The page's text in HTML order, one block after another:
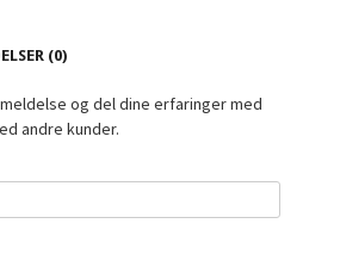
(0)
og del dine erfaringer med
andre kunder.